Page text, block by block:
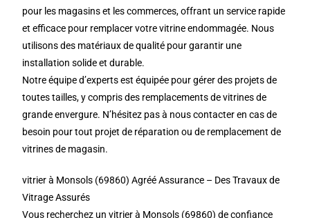
pour les magasins et les commerces, offrant un service rapide
et efficace pour remplacer votre vitrine endommagée. Nous
utilisons des matériaux de qualité pour garantir une
installation solide et durable.
Notre équipe d’experts est équipée pour gérer des projets de
toutes tailles, y compris des remplacements de vitrines de
grande envergure. N’hésitez pas à nous contacter en cas de
besoin pour tout projet de réparation ou de remplacement de
vitrines de magasin.
vitrier à Monsols (69860) Agréé Assurance – Des Travaux de
Vitrage Assurés
Vous recherchez un vitrier à Monsols (69860) de confiance